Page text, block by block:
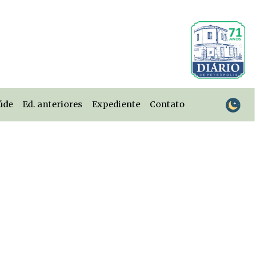
Ed. anteriores Expediente Contato